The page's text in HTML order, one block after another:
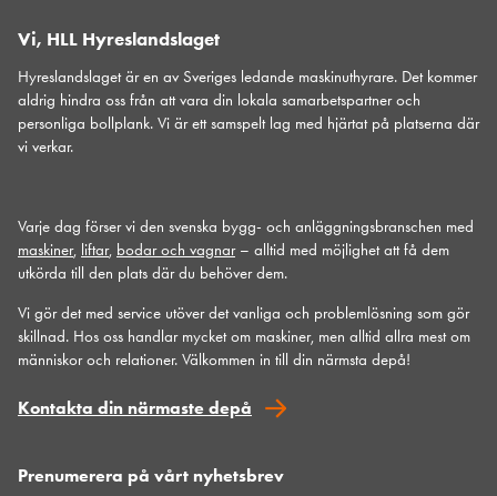
Vi, HLL Hyreslandslaget
Hyreslandslaget är en av Sveriges ledande maskinuthyrare. Det kommer
aldrig hindra oss från att vara din lokala samarbetspartner och
personliga bollplank. Vi är ett samspelt lag med hjärtat på platserna där
vi verkar.
Varje dag förser vi den svenska bygg- och anläggningsbranschen med
maskiner, liftar, bodar och vagnar– alltid med möjlighet att få dem
utkörda till den plats där du behöver dem.
Vi gör det med service utöver det vanliga och problemlösning som gör
skillnad. Hos oss handlar mycket om maskiner, men alltid allra mest om
människor och relationer. Välkommen in till din närmsta depå!
Kontakta din närmaste depå
Prenumerera på vårt nyhetsbrev